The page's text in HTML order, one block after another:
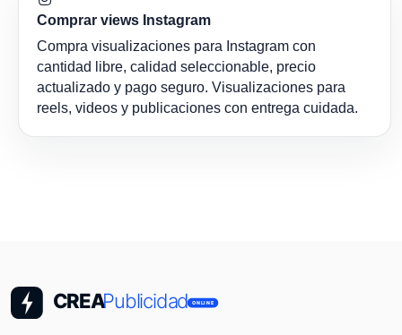
Comprar views Instagram
Compra visualizaciones para Instagram con
cantidad libre, calidad seleccionable, precio
actualizado y pago seguro. Visualizaciones para
reels, videos y publicaciones con entrega cuidada.